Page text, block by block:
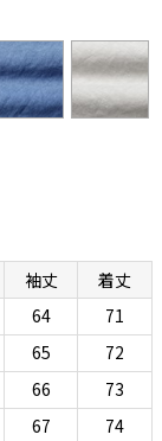
別名ワンピース
れたリゾートシャ
今ではノーネクタ
いホリゾンタル
方へ流れて美し
含む）衿全体に
与え、ナポリシャ
ッリらしさが光り
前台襟風のデザ
きにはセクシー
ホリゾンタルカ
袖丈
着丈
64
71
65
72
66
73
67
74